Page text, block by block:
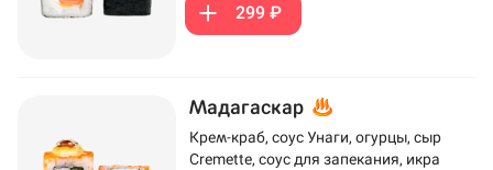
299 ₽
Мадагаскар
Крем-краб, соус Унаги, огурцы, сыр
Cremette, соус для запекания, икра